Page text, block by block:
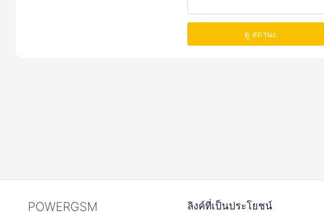
ดู สถานะ
POWERGSM ลิงค์ที่เป็นประโยชน์